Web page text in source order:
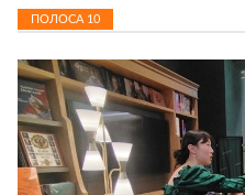
ПОЛОСА 10